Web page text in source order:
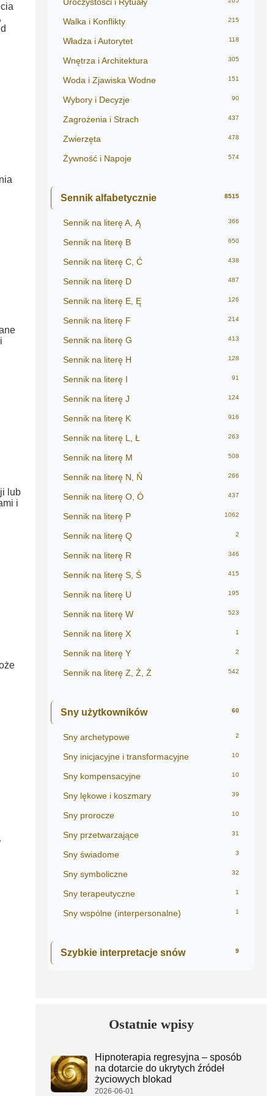
lub
i
Walka i Konflikty 215
Władza i Autorytet 118
Wnętrza i Architektura 305
Woda i Zjawiska Wodne 151
Wybory i Decyzje 90
Zagrożenia i Strach 437
Zwierzęta 478
Żywność i Napoje 574
Sennik alfabetycznie 8515
Sennik na literę A, Ą 366
Sennik na literę B 650
Sennik na literę C, Ć 438
Sennik na literę D 487
Sennik na literę E, Ę 126
Sennik na literę F 214
Sennik na literę G 413
Sennik na literę H 128
Sennik na literę I 91
Sennik na literę J 124
Sennik na literę K 916
Sennik na literę L, Ł 263
Sennik na literę M 508
Sennik na literę N, Ń 266
Sennik na literę O, Ó 437
Sennik na literę P 1062
Sennik na literę Q 2
Sennik na literę R 346
Sennik na literę S, Ś 415
Sennik na literę U 195
Sennik na literę W 523
Sennik na literę X 1
Sennik na literę Y 2
Sennik na literę Z, Ź, Ż 542
Sny użytkowników 60
Sny archetypowe 2
Sny inicjacyjne i transformacyjne 10
Sny kompensacyjne 10
Sny lękowe i koszmary 39
Sny prorocze 10
Sny przetwarzające 31
Sny świadome 3
Sny symboliczne 32
Sny terapeutyczne 1
Sny wspólne (interpersonalne) 1
Szybkie interpretacje snów 9
Ostatnie wpisy
Hipnoterapia regresyjna – sposób
na dotarcie do ukrytych źródeł
życiowych blokad
2026-06-01